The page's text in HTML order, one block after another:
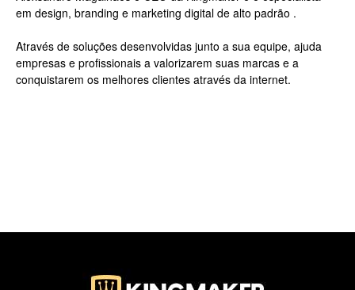
em design, branding e marketing digital de alto padrão .
Através de soluções desenvolvidas junto a sua equipe, ajuda
empresas e profissionais a valorizarem suas marcas e a
conquistarem os melhores clientes através da internet.